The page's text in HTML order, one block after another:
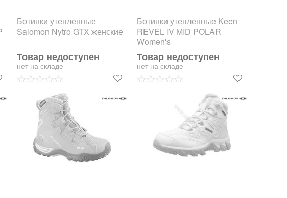
Ботинки утепленные
Salomon Nytro GTX женские
Товар недоступен
нет на складе
Ботинки утепленные Keen
REVEL IV MID POLAR
Women's
Товар недоступен
нет на складе